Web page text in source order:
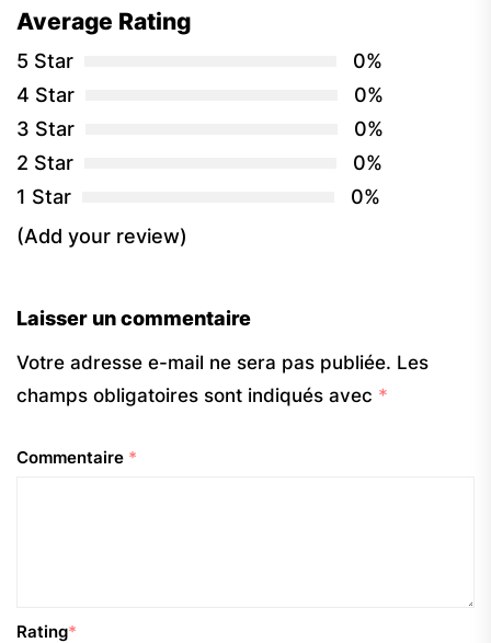
Average Rating
5 Star
0%
4 Star
0%
3 Star
0%
2 Star
0%
1 Star
0%
(Add your review)
Laisser un commentaire
Votre adresse e-mail ne sera pas publiée. Les
champs obligatoires sont indiqués avec *
Commentaire *
Rating*